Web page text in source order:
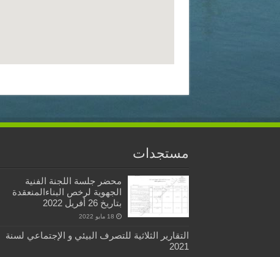
مستجدات
محضر جلسة اللجنة الفنية
الجهوية لرخص البناءالمنعقدة
بتاريخ 26 أفريل 2022
18 مايو 2022
التقارير الثلاثية للتصرف البيئي و الإجتماعي لسنة
2021